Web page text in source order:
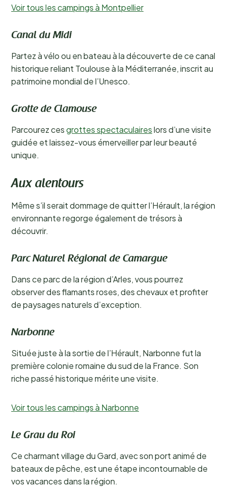
Voir tous les campings à Montpellier
Canal du Midi
Partez à vélo ou en bateau à la découverte de ce canal
historique reliant Toulouse à la Méditerranée, inscrit au
patrimoine mondial de l’Unesco.
Grotte de Clamouse
Parcourez cesgrottes spectaculaireslors d’une visite
guidée et laissez-vous émerveiller par leur beauté
unique.
Aux alentours
Même s’il serait dommage de quitter l’Hérault, la région
environnante regorge également de trésors à
découvrir.
Parc Naturel Régional de Camargue
Dans ce parc de la région d’Arles, vous pourrez
observer des flamants roses, des chevaux et profiter
de paysages naturels d’exception.
Narbonne
Située juste à la sortie de l’Hérault, Narbonne fut la
première colonie romaine du sud de la France. Son
riche passé historique mérite une visite.
Voir tous les campings à Narbonne
Le Grau du Roi
Ce charmant village du Gard, avec son port animé de
bateaux de pêche, est une étape incontournable de
vos vacances dans la région.